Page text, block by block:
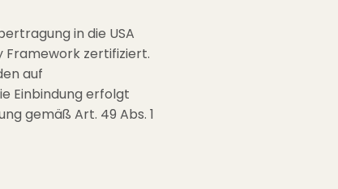
in die USA
zertifiziert.
auf
Einbindung erfolgt
gemäß Art. 49 Abs. 1